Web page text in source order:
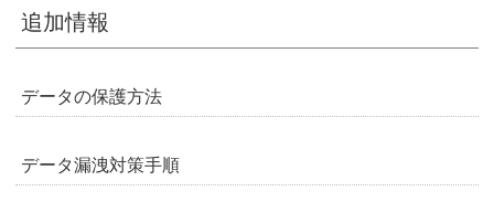
追加情報
データの保護方法
データ漏洩対策手順